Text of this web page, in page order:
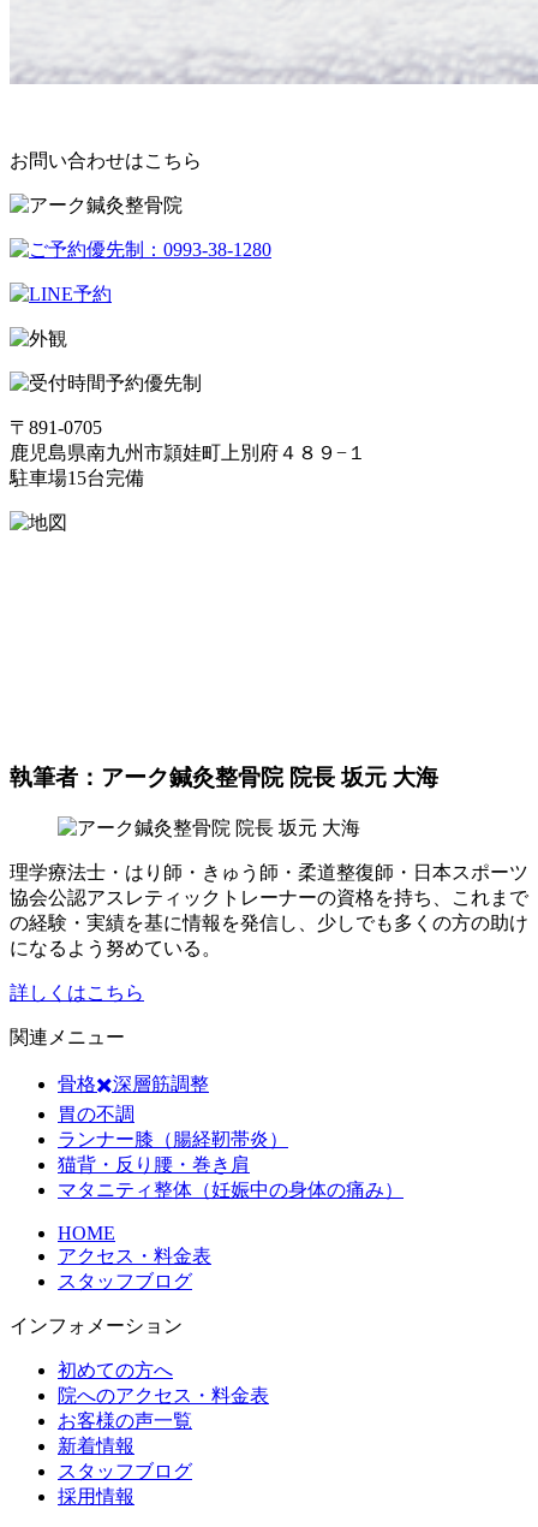
お問い合わせはこちら
予約優先制
〒891-0705
鹿児島県南九州市頴娃町上別府４８９−１
駐車場15台完備
執筆者：アーク鍼灸整骨院 院長 坂元 大海
理学療法士・はり師・きゅう師・柔道整復師・日本スポーツ
協会公認アスレティックトレーナーの資格を持ち、これまで
の経験・実績を基に情報を発信し、少しでも多くの方の助け
になるよう努めている。
詳しくはこちら
関連メニュー
骨格✖️深層筋調整
胃の不調
ランナー膝（腸経靭帯炎）
猫背・反り腰・巻き肩
マタニティ整体（妊娠中の身体の痛み）
HOME
アクセス・料金表
スタッフブログ
インフォメーション
初めての方へ
院へのアクセス・料金表
お客様の声一覧
新着情報
スタッフブログ
採用情報